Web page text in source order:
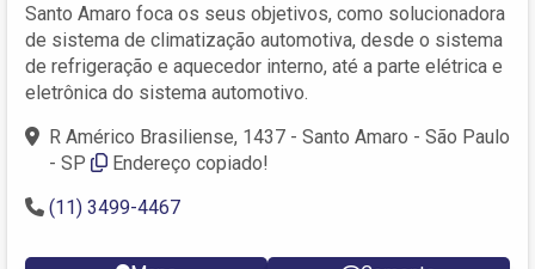
Santo Amaro foca os seus objetivos, como solucionadora
de sistema de climatização automotiva, desde o sistema
de refrigeração e aquecedor interno, até a parte elétrica e
eletrônica do sistema automotivo.
R Américo Brasiliense, 1437 - Santo Amaro - São Paulo
- SP
Endereço copiado!
(11) 3499-4467